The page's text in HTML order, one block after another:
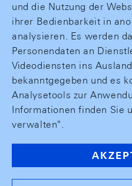
und die Nutzung der
ihrer Bedienbarkeit in
analysieren. Es werden
Personendaten an
Videodiensten ins
bekanntgegeben und es
Analysetools zur
Informationen finden Sie
verwalten".